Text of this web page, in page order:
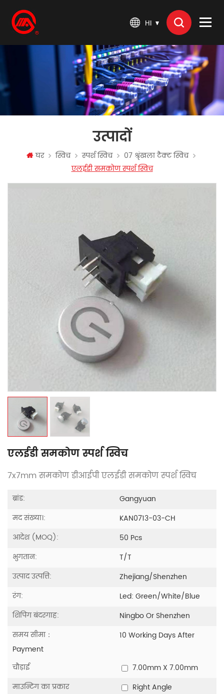
HI
उत्पादों
घर स्विच स्पर्श स्विच
07 श्रृंखला टैक्ट स्विच
एलईडी समकोण स्पर्श स्विच
एलईडी समकोण स्पर्श स्विच
7x7mm समकोण डीआईपी एलईडी समकोण स्पर्श स्विच
ब्रांड:
Gangyuan
मद संख्या।:
KAN0713-03-CH
आदेश (MOQ):
50 Pcs
भुगतान:
T/T
उत्पाद उत्पत्ति:
Zhejiang/shenzhen
रंग:
Led: Green/white/blue
शिपिंग बंदरगाह:
Ningbo Or Shenzhen
समय सीमा：
10 Working Days After
Payment
चौड़ाई
7.00mm X 7.00mm
माउन्टिंग का प्रकार
Right Angle